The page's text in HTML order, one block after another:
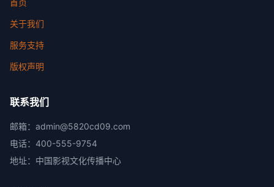
关于我们
服务支持
版权声明
联系我们
邮箱： admin@5820cd09.com
电话： 400-555-9754
地址： 中国影视文化传播中心